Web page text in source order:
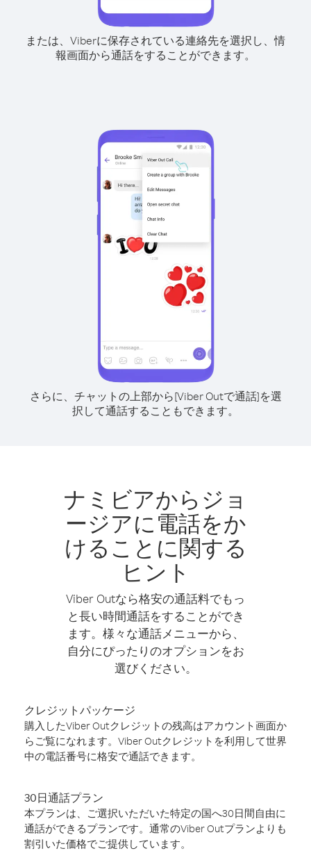
または、Viberに保存されている連絡先を選択し、情
報画面から通話をすることができます。
さらに、チャットの上部から[Viber Outで通話]を選
択して通話することもできます。
ナミビアからジョ
ージアに電話をか
けることに関する
ヒント
Viber Outなら格安の通話料でもっ
と長い時間通話をすることができ
ます。様々な通話メニューから、
自分にぴったりのオプションをお
選びください。
クレジットパッケージ
購入したViber Outクレジットの残高はアカウント画面か
らご覧になれます。Viber Outクレジットを利用して世界
中の電話番号に格安で通話できます。
30日通話プラン
本プランは、ご選択いただいた特定の国へ30日間自由に
通話ができるプランです。通常のViber Outプランよりも
割引いた価格でご提供しています。